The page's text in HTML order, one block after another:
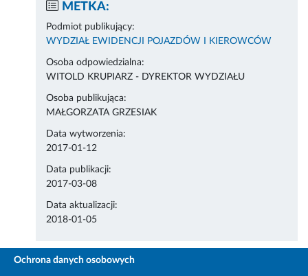
METKA:
Podmiot publikujący:
WYDZIAŁ EWIDENCJI POJAZDÓW I KIEROWCÓW
Osoba odpowiedzialna:
WITOLD KRUPIARZ - DYREKTOR WYDZIAŁU
Osoba publikująca:
MAŁGORZATA GRZESIAK
Data wytworzenia:
2017-01-12
Data publikacji:
2017-03-08
Data aktualizacji:
2018-01-05
Ochrona danych osobowych